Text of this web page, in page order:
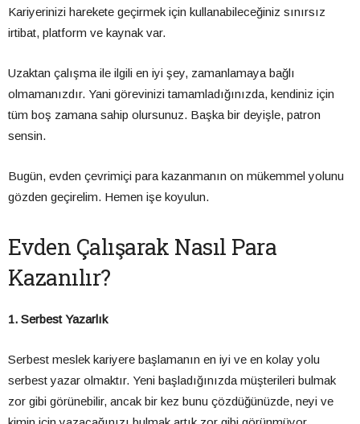
Kariyerinizi harekete geçirmek için kullanabileceğiniz sınırsız
irtibat, platform ve kaynak var.
Uzaktan çalışma ile ilgili en iyi şey, zamanlamaya bağlı
olmamanızdır. Yani görevinizi tamamladığınızda, kendiniz için
tüm boş zamana sahip olursunuz. Başka bir deyişle, patron
sensin.
Bugün, evden çevrimiçi para kazanmanın on mükemmel yolunu
gözden geçirelim. Hemen işe koyulun.
Evden Çalışarak Nasıl Para
Kazanılır?
1. Serbest Yazarlık
Serbest meslek kariyere başlamanın en iyi ve en kolay yolu
serbest yazar olmaktır. Yeni başladığınızda müşterileri bulmak
zor gibi görünebilir, ancak bir kez bunu çözdüğünüzde, neyi ve